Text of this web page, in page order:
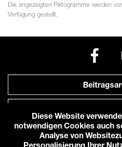
Die angezeigten Piktogramme werden
Verfügung gestellt.
Anfahrt zu
Diese Website
notwendigen Cookies auch
Analyse von
Personalisierung Ihrer